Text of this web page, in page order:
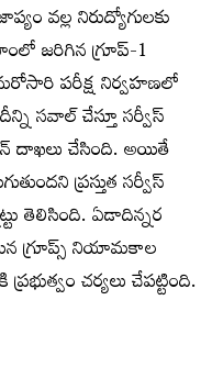
వల్ల నిరుద్యోగులకు
జరిగిన గ్రూప్‌-1
పరీక్ష నిర్వహణలో
సవాల్ చేస్తూ సర్వీస్‌
దాఖలు చేసింది. అయితే
ప్రస్తుత సర్వీస్‌
తెలిసింది. ఏడాదిన్నర
గ్రూప్స్‌ నియామకాల
చర్యలు చేపట్టింది.